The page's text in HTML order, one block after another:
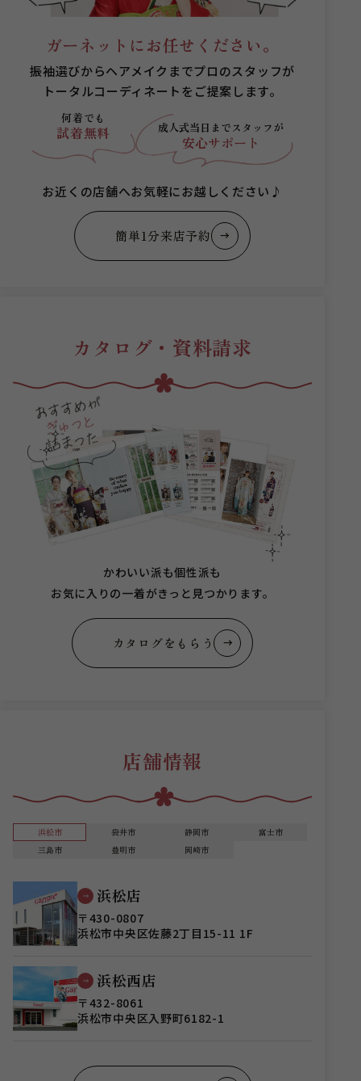
ガーネットにお任せください。
振袖選びからヘアメイクまでプロのスタッフが
トータルコーディネートをご提案します。
何着でも
試着無料 成人式当日まで スタッフが
安心サポート
お近くの店舗へお気軽にお越しください♪
簡単1分来店予約
カタログ・資料請求
かわいい派も個性派も
お気に入りの一着がきっと見つかります。
カタログをもらう
店舗情報
浜松市 袋井市 静岡市
富士市
三島市
豊明市 岡崎市
浜松店
〒430-0807
浜松市中央区佐藤2丁目15-11 1F
浜松西店
〒432-8061
浜松市中央区入野町6182-1